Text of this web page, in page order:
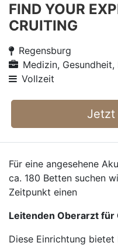
FIND YOUR
CRUITING
Regensburg
Medizin, Gesundheit,
Vollzeit
Jetzt
Für eine angesehene
ca. 180 Betten suchen
Zeitpunkt einen
Leitenden Oberarzt
Diese Einrichtung